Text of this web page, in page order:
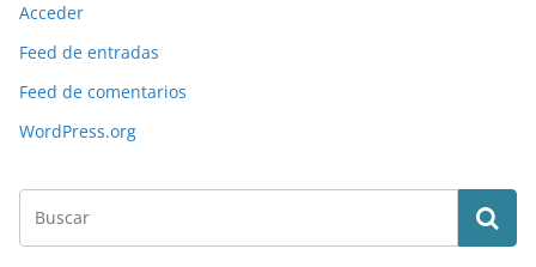
Acceder
Feed de entradas
Feed de comentarios
WordPress.org